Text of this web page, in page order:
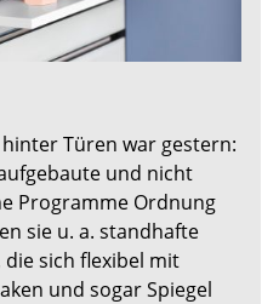
Türen war gestern:
und nicht
Programme Ordnung
sie u. a. standhafte
die sich flexibel mit
und sogar Spiegel